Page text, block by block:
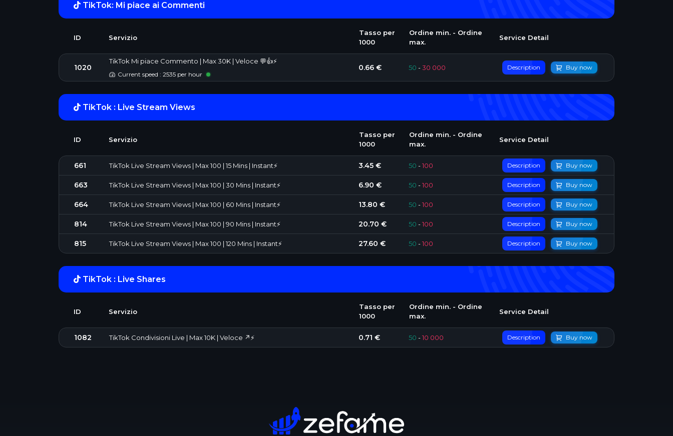
TikTok: Mi piace ai Commenti
ID Servizio
Tasso per
1000
Ordine min. - Ordine
max.
Service Detail
1020
TikTok Mi piace Commento | Max 30K | Veloce 💬👍⚡
Current speed : 2535 per hour
0.66 € 50 -30 000 Description Buy now
TikTok : Live Stream Views
ID Servizio
Tasso per
1000
Ordine min. - Ordine
max.
Service Detail
661 TikTok Live Stream Views | Max 100 | 15 Mins | Instant⚡️ 3.45 € 50 -100 Description Buy now
663 TikTok Live Stream Views | Max 100 | 30 Mins | Instant⚡️ 6.90 € 50 -100 Description Buy now
664 TikTok Live Stream Views | Max 100 | 60 Mins | Instant⚡️ 13.80 € 50 -100 Description Buy now
814 TikTok Live Stream Views | Max 100 | 90 Mins | Instant⚡️ 20.70 € 50 -100 Description Buy now
815 TikTok Live Stream Views | Max 100 | 120 Mins | Instant⚡️ 27.60 € 50 -100 Description Buy now
TikTok : Live Shares
ID Servizio
Tasso per
1000
Ordine min. - Ordine
max.
Service Detail
1082 TikTok Condivisioni Live | Max 10K | Veloce ↗️⚡ 0.71 € 50 -10 000 Description Buy now